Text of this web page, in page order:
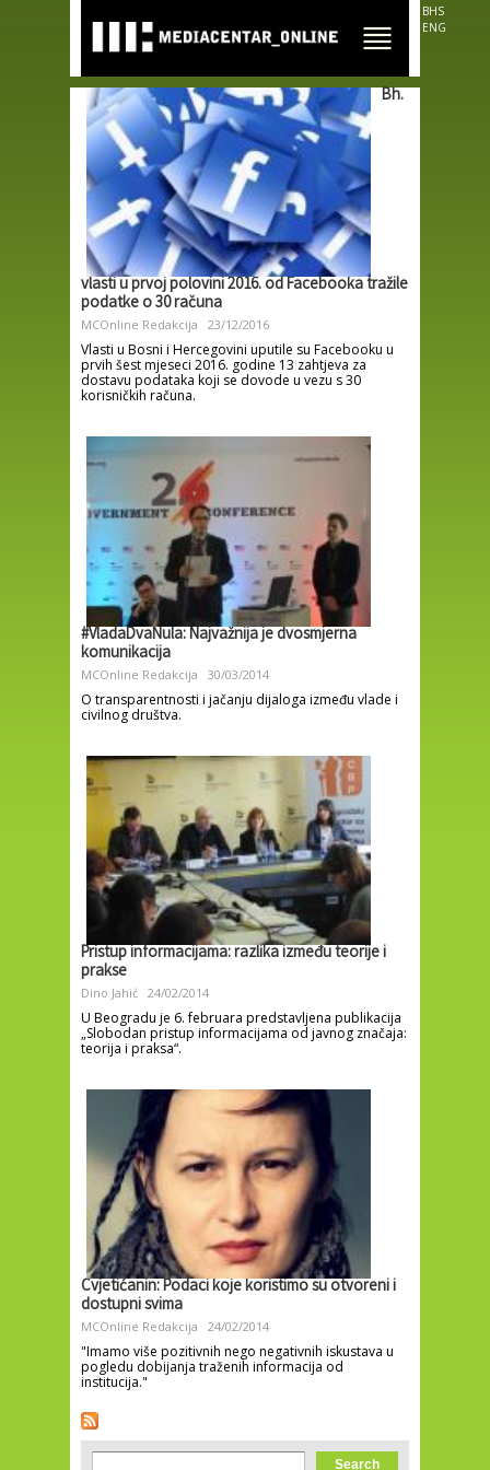
main
content
BHS
ENG
Bh.
vlasti u prvoj polovini 2016. od Facebooka tražile
podatke o 30 računa
MCOnline Redakcija 23/12/2016
Vlasti u Bosni i Hercegovini uputile su Facebooku u
prvih šest mjeseci 2016. godine 13 zahtjeva za
dostavu podataka koji se dovode u vezu s 30
korisničkih računa.
#VladaDvaNula: Najvažnija je dvosmjerna
komunikacija
MCOnline Redakcija 30/03/2014
O transparentnosti i jačanju dijaloga između vlade i
civilnog društva.
Pristup informacijama: razlika između teorije i
prakse
Dino Jahić 24/02/2014
U Beogradu je 6. februara predstavljena publikacija
„Slobodan pristup informacijama od javnog značaja:
teorija i praksa“.
Cvjetićanin: Podaci koje koristimo su otvoreni i
dostupni svima
MCOnline Redakcija 24/02/2014
"Imamo više pozitivnih nego negativnih iskustava u
pogledu dobijanja traženih informacija od
institucija."
Search